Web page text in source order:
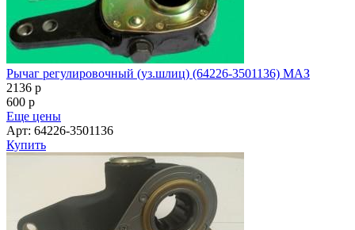
Рычаг регулировочный (уз.шлиц) (64226-3501136) МАЗ
2136 p
600 p
Еще цены
Арт: 64226-3501136
Купить